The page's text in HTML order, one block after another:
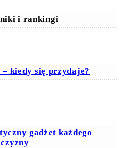
i rankingi
kiedy się przydaje?
gadżet każdego